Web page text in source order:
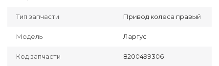
Тип запчасти Привод колеса правый
Модель Ларгус
Код запчасти 8200499306